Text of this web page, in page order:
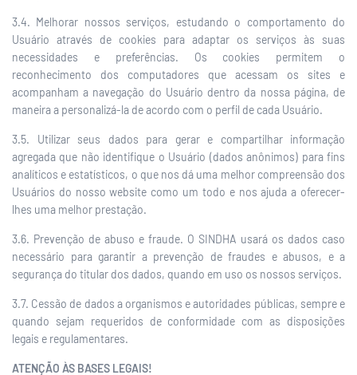
3.4. Melhorar nossos serviços, estudando o comportamento do
Usuário através de cookies para adaptar os serviços às suas
necessidades e preferências. Os cookies permitem o
reconhecimento dos computadores que acessam os sites e
acompanham a navegação do Usuário dentro da nossa página, de
maneira a personalizá-la de acordo com o perfil de cada Usuário.
3.5. Utilizar seus dados para gerar e compartilhar informação
agregada que não identifique o Usuário (dados anônimos) para fins
analíticos e estatísticos, o que nos dá uma melhor compreensão dos
Usuários do nosso website como um todo e nos ajuda a oferecer-
lhes uma melhor prestação.
3.6. Prevenção de abuso e fraude. O SINDHA usará os dados caso
necessário para garantir a prevenção de fraudes e abusos, e a
segurança do titular dos dados, quando em uso os nossos serviços.
3.7. Cessão de dados a organismos e autoridades públicas, sempre e
quando sejam requeridos de conformidade com as disposições
legais e regulamentares.
ATENÇÃO ÀS BASES LEGAIS!